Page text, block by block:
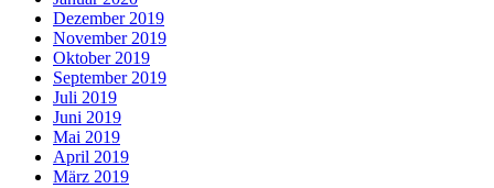
Dezember 2019
November 2019
Oktober 2019
September 2019
Juli 2019
Juni 2019
Mai 2019
April 2019
März 2019